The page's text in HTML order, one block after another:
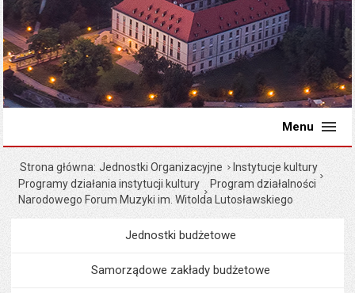
Menu
Strona główna Jednostki Organizacyjne
Instytucje kultury
Programy działania instytucji kultury
Program działalności
Narodowego Forum Muzyki im. Witolda Lutosławskiego
MenuJednostki Organizacyjne
Jednostki budżetowe
Samorządowe zakłady budżetowe